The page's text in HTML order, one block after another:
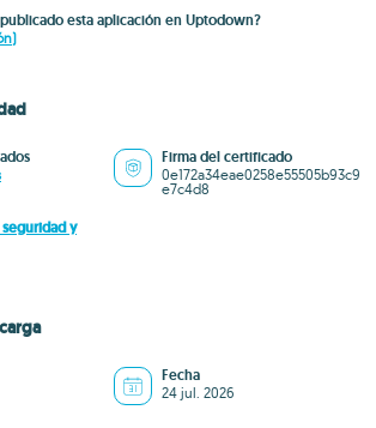
esta aplicación en Uptodown?
Firma del certificado
0e172a34eae0258e55505b93c9
e7c4d8
y
Fecha
24 jul. 2026